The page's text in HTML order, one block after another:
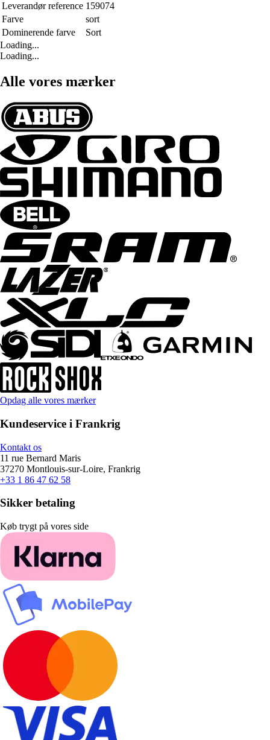
Leverandør reference 159074
Farve
sort
Dominerende farve
Sort
Loading...
Loading...
Alle vores mærker
Opdag alle vores mærker
Kundeservice i Frankrig
Kontakt os
11 rue Bernard Maris
37270 Montlouis-sur-Loire, Frankrig
+33 1 86 47 62 58
Sikker betaling
Køb trygt på vores side